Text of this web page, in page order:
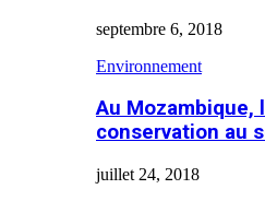
septembre 6, 2018
Environnement
Au Mozambique,
conservation au
juillet 24, 2018